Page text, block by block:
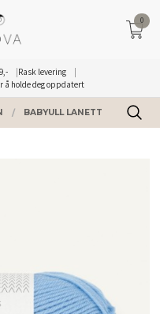
Rask levering
å holde deg oppdatert
0
BABYULL LANETT